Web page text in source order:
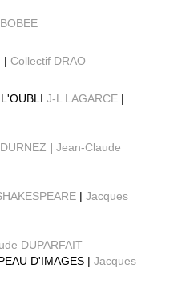
| Collectif DRAO
J-L LAGARCE |
| Jean-Claude
| Jacques
DUPARFAIT
D'IMAGES | Jacques